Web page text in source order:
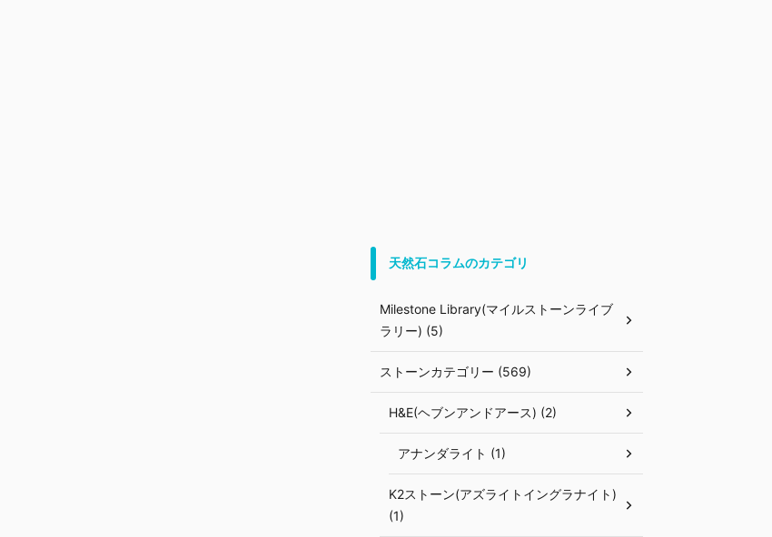
天然石コラムのカテゴリ
Milestone Library(マイルストーンライブ
ラリー) (5)
ストーンカテゴリー (569)
H&E(ヘブンアンドアース) (2)
アナンダライト (1)
K2ストーン(アズライトイングラナイト)
(1)